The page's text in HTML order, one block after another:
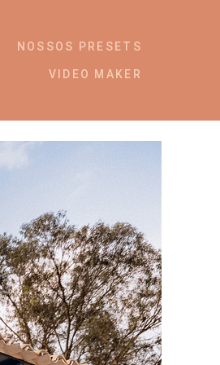
NOSSOS PRESETS
VIDEO MAKER